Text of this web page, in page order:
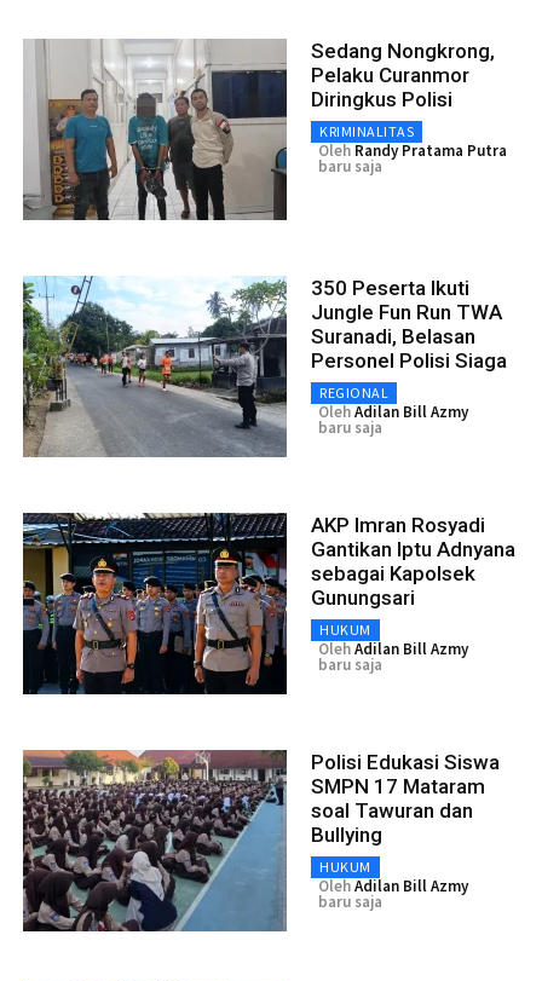
Sedang Nongkrong,
Pelaku Curanmor
Diringkus Polisi
KRIMINALITAS
Oleh Randy Pratama Putra
baru saja
350 Peserta Ikuti
Jungle Fun Run TWA
Suranadi, Belasan
Personel Polisi Siaga
REGIONAL
OlehAdilan Bill Azmy
baru saja
AKP Imran Rosyadi
Gantikan Iptu Adnyana
sebagai Kapolsek
Gunungsari
HUKUM
OlehAdilan Bill Azmy
baru saja
Polisi Edukasi Siswa
SMPN 17 Mataram
soal Tawuran dan
Bullying
HUKUM
OlehAdilan Bill Azmy
baru saja